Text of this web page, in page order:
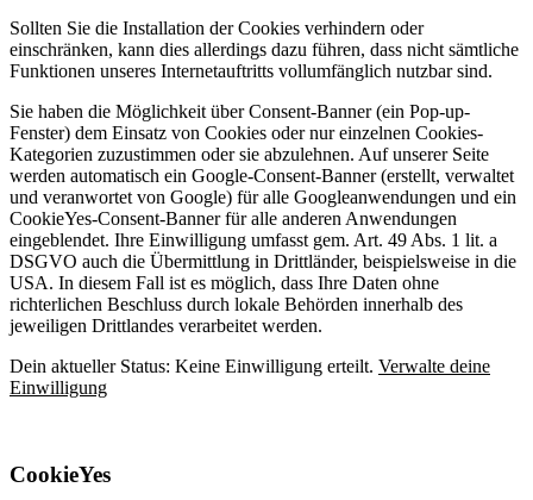
Sollten Sie die Installation der Cookies verhindern oder
einschränken, kann dies allerdings dazu führen, dass nicht sämtliche
Funktionen unseres Internetauftritts vollumfänglich nutzbar sind.
Sie haben die Möglichkeit über Consent-Banner (ein Pop-up-
Fenster) dem Einsatz von Cookies oder nur einzelnen Cookies-
Kategorien zuzustimmen oder sie abzulehnen. Auf unserer Seite
werden automatisch ein Google-Consent-Banner (erstellt, verwaltet
und veranwortet von Google) für alle Googleanwendungen und ein
CookieYes-Consent-Banner für alle anderen Anwendungen
eingeblendet. Ihre Einwilligung umfasst gem. Art. 49 Abs. 1 lit. a
DSGVO auch die Übermittlung in Drittländer, beispielsweise in die
USA. In diesem Fall ist es möglich, dass Ihre Daten ohne
richterlichen Beschluss durch lokale Behörden innerhalb des
jeweiligen Drittlandes verarbeitet werden.
Dein aktueller Status: Keine Einwilligung erteilt. Verwalte deine
Einwilligung
CookieYes